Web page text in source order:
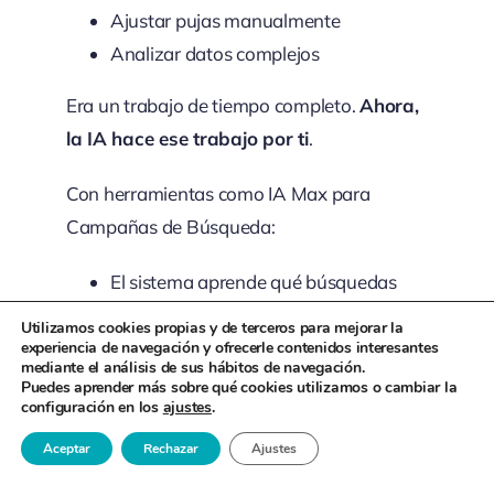
Ajustar pujas manualmente
Analizar datos complejos
Era un trabajo de tiempo completo.Ahora,
la IA hace ese trabajo por ti.
Con herramientas como IA Max para
Campañas de Búsqueda:
El sistema aprende qué búsquedas
Adapta automáticamente tus
anuncios a cada búsqueda específica
Optimiza en tiempo real para
conseguir más resultados con el
Utilizamos cookies propias y de terceros para mejorar la
experiencia de navegación y ofrecerle contenidos interesantes
mediante el análisis de sus hábitos de navegación.
Puedes aprender más sobre qué cookies utilizamos o cambiar la
configuración en los ajustes.
Aceptar Rechazar Ajustes